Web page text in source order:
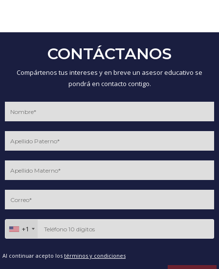
CONTÁCTANOS
Compártenos tus intereses y en breve un asesor educativo se
pondrá en contacto contigo.
+1
Al continuar acepto los términos y condiciones